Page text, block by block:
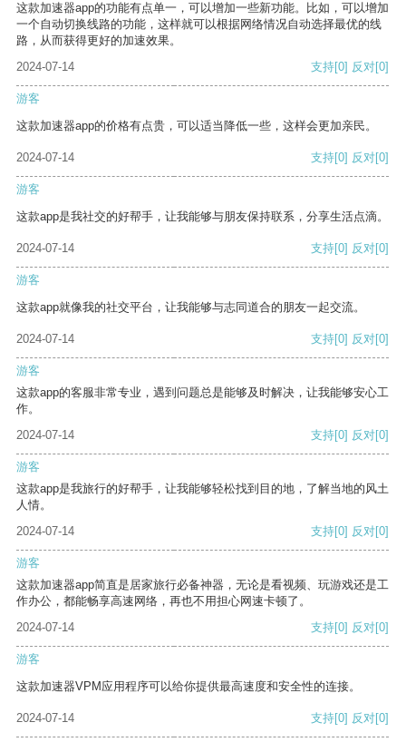
这款加速器app的功能有点单一，可以增加一些新功能。比如，可以增加
一个自动切换线路的功能，这样就可以根据网络情况自动选择最优的线
路，从而获得更好的加速效果。
2024-07-14
支持[0] 反对[0]
游客
这款加速器app的价格有点贵，可以适当降低一些，这样会更加亲民。
2024-07-14 支持[0] 反对[0]
游客
这款app是我社交的好帮手，让我能够与朋友保持联系，分享生活点滴。
2024-07-14 支持[0] 反对[0]
游客
这款app就像我的社交平台，让我能够与志同道合的朋友一起交流。
2024-07-14 支持[0] 反对[0]
游客
这款app的客服非常专业，遇到问题总是能够及时解决，让我能够安心工
作。
2024-07-14
支持[0] 反对[0]
游客
这款app是我旅行的好帮手，让我能够轻松找到目的地，了解当地的风土
人情。
2024-07-14
支持[0] 反对[0]
游客
这款加速器app简直是居家旅行必备神器，无论是看视频、玩游戏还是工
作办公，都能畅享高速网络，再也不用担心网速卡顿了。
2024-07-14
支持[0] 反对[0]
游客
这款加速器VPM应用程序可以给你提供最高速度和安全性的连接。
2024-07-14 支持[0] 反对[0]